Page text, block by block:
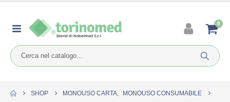
0
SHOP MONOUSO CARTA,
MONOUSO CONSUMABILE